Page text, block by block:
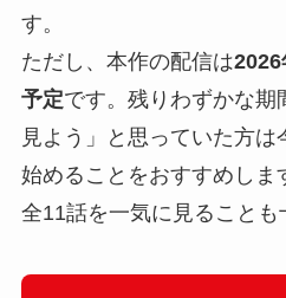
す。
ただし、本作の配信は2026
予定です。残りわずかな期
見よう」と思っていた方は
始めることをおすすめしま
全11話を一気に見ることも